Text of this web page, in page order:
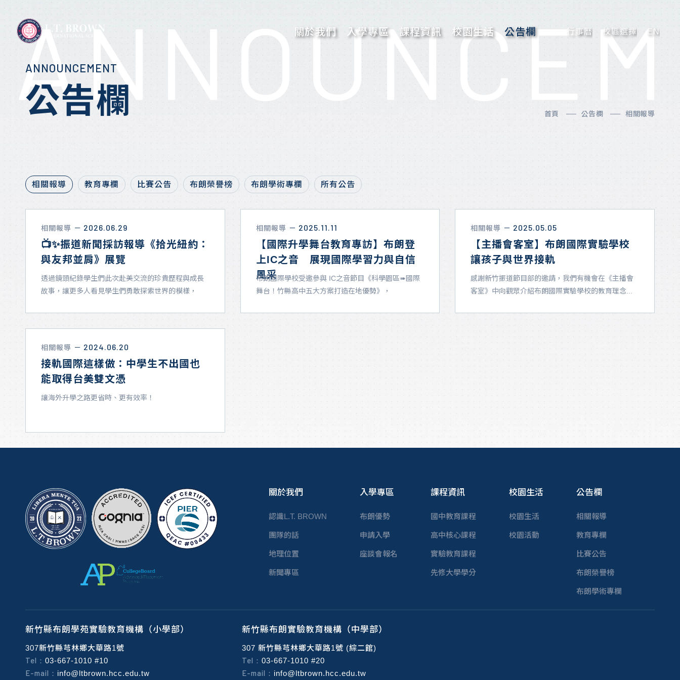
關於我們
認識L.T. BROWN
關於L.T. Brown
校園導覽
地理位置
地理位置
新聞專區
相關新聞
入學專區
布朗優勢
為什麼選擇布朗
課程資訊
國中教育課程
高中核心課程
校園生活
校園生活
校園活動
公告欄
相關報導
教育專欄
布朗學術專欄
行事曆 校區選擇 EN
ANNOUNCEMENT
公告欄 首頁 公告欄 相關報導
相關報導 教育專欄 比賽公告 布朗榮譽榜 布朗學術專欄 所有公告
相關報導 － 2026.06.29
📺✨振道新聞採訪報導《拾光紐約：
與友邦並肩》展覽
透過鏡頭紀錄學生們此次赴美交流的珍貴歷程與成長
故事，讓更多人看見學生們勇敢探索世界的模樣，
相關報導 － 2025.11.11
【國際升學舞台教育專訪】布朗登
上IC之音 展現國際學習力與自信
風采
布朗國際學校受邀參與 IC之音節目《科學園區➠國際
舞台！竹縣高中五大方案打造在地優勢》，
相關報導 － 2025.05.05
【主播會客室】布朗國際實驗學校
讓孩子與世界接軌
感謝新竹振道節目部的邀請，我們有機會在《主播會
客室》中向觀眾介紹布朗國際實驗學校的教育理念...
相關報導 － 2024.06.20
接軌國際這樣做：中學生不出國也
能取得台美雙文憑
讓海外升學之路更省時、更有效率！
關於我們
認識L.T. BROWN
團隊的話
地理位置
新聞專區
入學專區
布朗優勢
申請入學
座談會報名
課程資訊
國中教育課程
高中核心課程
實驗教育課程
先修大學學分
校園生活
校園生活
校園活動
公告欄
相關報導
教育專欄
比賽公告
布朗榮譽榜
布朗學術專欄
新竹縣布朗學苑實驗教育機構（小學部）
307新竹縣芎林鄉大華路1號
Tel： 03-667-1010 #10
E-mail： info@ltbrown.hcc.edu.tw
新竹縣布朗實驗教育機構（中學部）
307 新竹縣芎林鄉大華路1號 (綜二館)
Tel： 03-667-1010 #20
E-mail： info@ltbrown.hcc.edu.tw